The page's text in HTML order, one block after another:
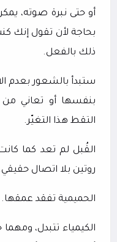
أو حتى نبرة صوته،
بحاجة لأن تقول إنك
ذلك بالفعل.
ستبدأ بالشعور بعدم
بنفسها أو تعاني من
التقط هذا التغيّر.
القُبل لم تعد كما
روتين بلا اتصال حقيقي.
الحميمية تفقد عمقها.
الكيمياء تتبدل،